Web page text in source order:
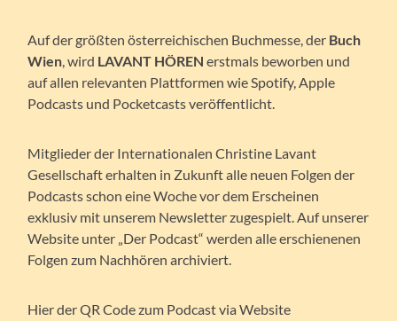
Auf der größten österreichischen Buchmesse, der Buch
Wien, wird LAVANT HÖREN erstmals beworben und
auf allen relevanten Plattformen wie Spotify, Apple
Podcasts und Pocketcasts veröffentlicht.
Mitglieder der Internationalen Christine Lavant
Gesellschaft erhalten in Zukunft alle neuen Folgen der
Podcasts schon eine Woche vor dem Erscheinen
exklusiv mit unserem Newsletter zugespielt. Auf unserer
Website unter „Der Podcast“ werden alle erschienenen
Folgen zum Nachhören archiviert.
Hier der QR Code zum Podcast via Website